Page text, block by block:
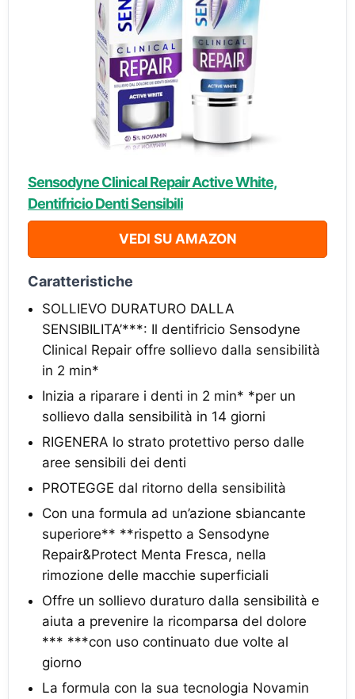
Sensodyne Clinical Repair Active White,
Dentifricio Denti Sensibili
VEDI SU AMAZON
Caratteristiche
SOLLIEVO DURATURO DALLA
SENSIBILITA’***: Il dentifricio Sensodyne
Clinical Repair offre sollievo dalla sensibilità
in 2 min*
Inizia a riparare i denti in 2 min* *per un
sollievo dalla sensibilità in 14 giorni
RIGENERA lo strato protettivo perso dalle
aree sensibili dei denti
PROTEGGE dal ritorno della sensibilità
Con una formula ad un’azione sbiancante
superiore** **rispetto a Sensodyne
Repair&Protect Menta Fresca, nella
rimozione delle macchie superficiali
Offre un sollievo duraturo dalla sensibilità e
aiuta a prevenire la ricomparsa del dolore
*** ***con uso continuato due volte al
giorno
La formula con la sua tecnologia Novamin